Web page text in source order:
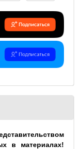
в материалах!